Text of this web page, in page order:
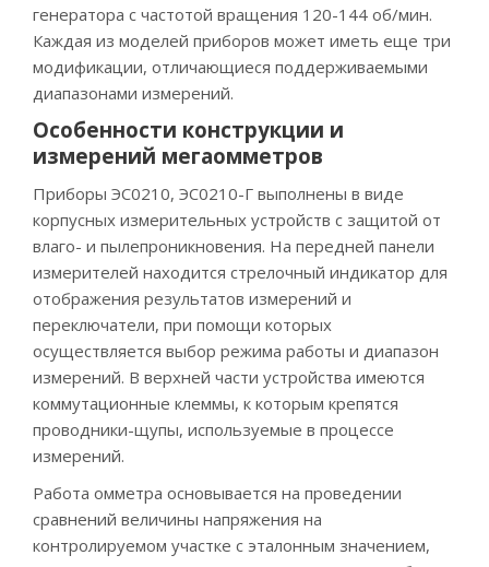
генератора с частотой вращения 120-144 об/мин.
Каждая из моделей приборов может иметь еще три
модификации, отличающиеся поддерживаемыми
диапазонами измерений.
Особенности конструкции и
измерений мегаомметров
Приборы ЭС0210, ЭС0210-Г выполнены в виде
корпусных измерительных устройств с защитой от
влаго- и пылепроникновения. На передней панели
измерителей находится стрелочный индикатор для
отображения результатов измерений и
переключатели, при помощи которых
осуществляется выбор режима работы и диапазон
измерений. В верхней части устройства имеются
коммутационные клеммы, к которым крепятся
проводники-щупы, используемые в процессе
измерений.
Работа омметра основывается на проведении
сравнений величины напряжения на
контролируемом участке с эталонным значением,